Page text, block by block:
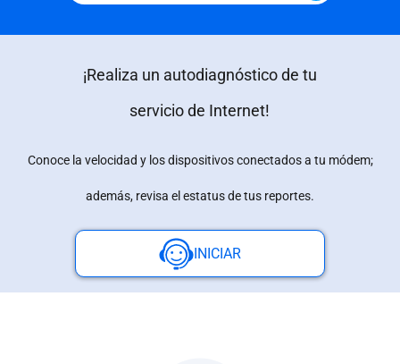
¡Realiza un autodiagnóstico de tu
servicio de Internet!
Conoce la velocidad y los dispositivos conectados a tu módem;
además, revisa el estatus de tus reportes.
INICIAR